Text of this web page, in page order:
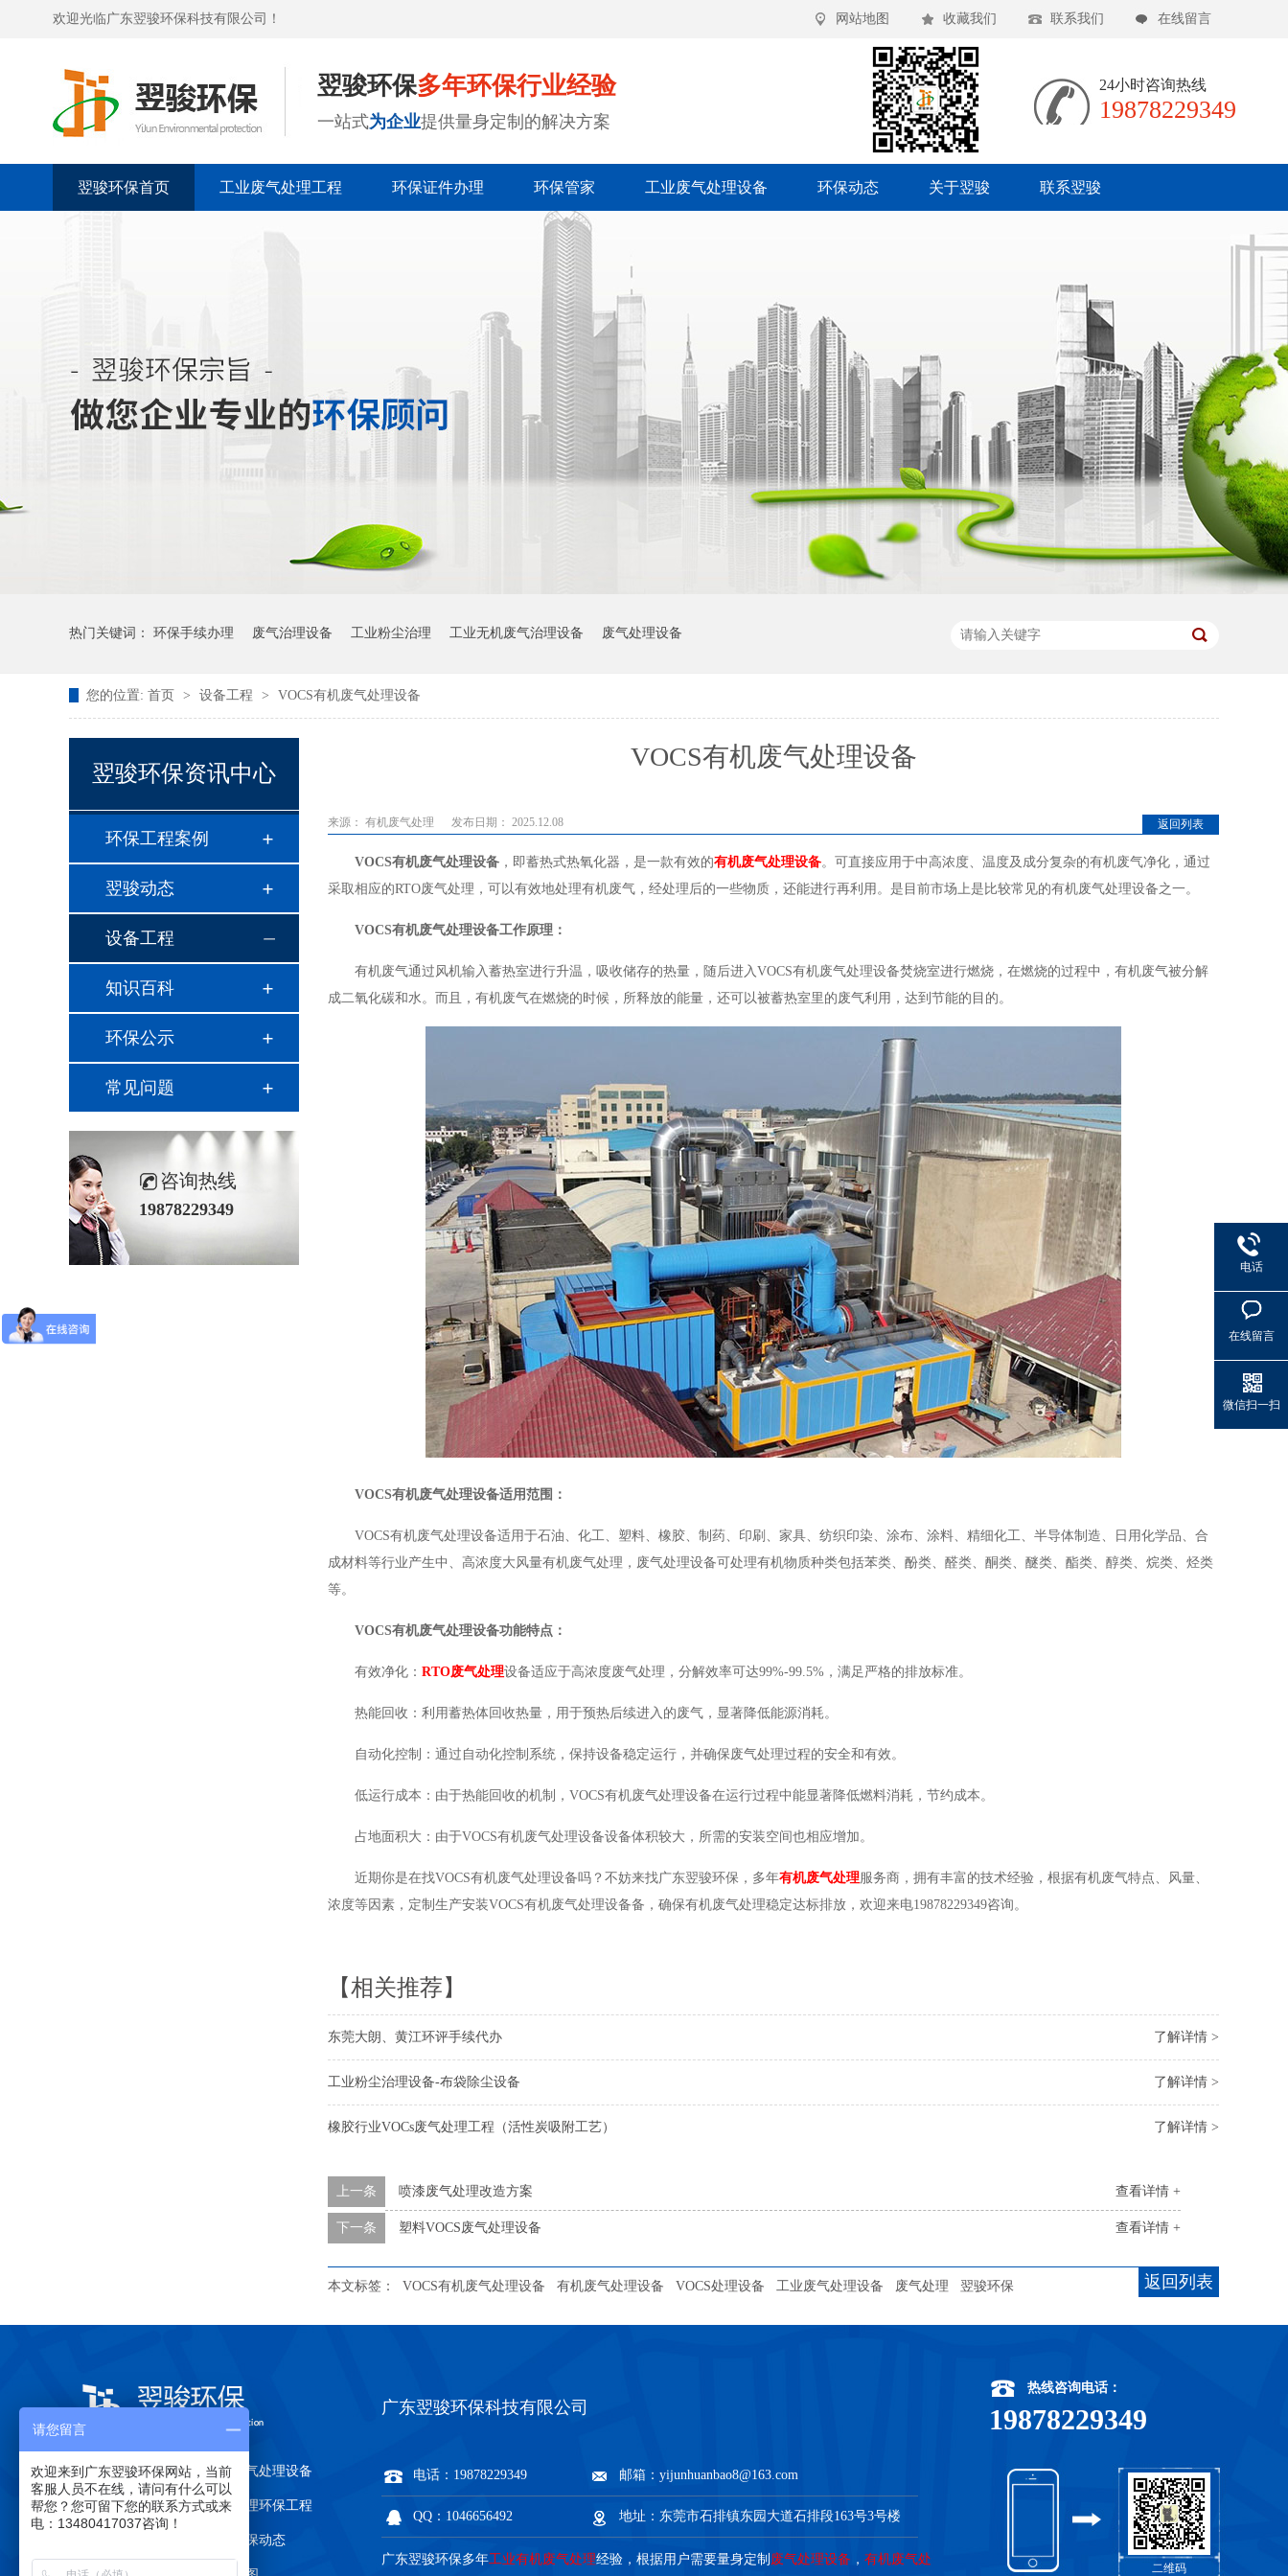
网站地图 收藏我们 联系我们 在线留言
欢迎光临广东翌骏环保科技有限公司！
翌骏环保多年环保行业经验
一站式为企业提供量身定制的解决方案
24小时咨询热线
19878229349
翌骏环保首页 工业废气处理工程 环保证件办理 环保管家 工业废气处理设备 环保动态 关于翌骏 联系翌骏
热门关键词： 环保手续办理 废气治理设备 工业粉尘治理 工业无机废气治理设备 废气处理设备
您的位置: 首页 > 设备工程 > VOCS有机废气处理设备
VOCS有机废气处理设备
返回列表
来源： 有机废气处理 发布日期： 2025.12.08
VOCS有机废气处理设备 ，即蓄热式热氧化器，是一款有效的有机废气处理设备。可直接应用于中高浓度、温度及成分复杂的有机废气净化，通过
采取相应的RTO废气处理，可以有效地处理有机废气，经处理后的一些物质，还能进行再利用。是目前市场上是比较常见的有机废气处理设备之一。
VOCS有机废气处理设备工作原理：
有机废气通过风机输入蓄热室进行升温，吸收储存的热量，随后进入VOCS有机废气处理设备焚烧室进行燃烧，在燃烧的过程中，有机废气被分解
成二氧化碳和水。而且，有机废气在燃烧的时候，所释放的能量，还可以被蓄热室里的废气利用，达到节能的目的。
VOCS有机废气处理设备适用范围：
VOCS有机废气处理设备适用于石油、化工、塑料、橡胶、制药、印刷、家具、纺织印染、涂布、涂料、精细化工、半导体制造、日用化学品、合
成材料等行业产生中、高浓度大风量有机废气处理，废气处理设备可处理有机物质种类包括苯类、酚类、醛类、酮类、醚类、酯类、醇类、烷类、烃类
等。
VOCS有机废气处理设备功能特点：
有效净化： RTO废气处理设备适应于高浓度废气处理，分解效率可达99%-99.5%，满足严格的排放标准。
热能回收：利用蓄热体回收热量，用于预热后续进入的废气，显著降低能源消耗。
自动化控制：通过自动化控制系统，保持设备稳定运行，并确保废气处理过程的安全和有效。
低运行成本：由于热能回收的机制，VOCS有机废气处理设备在运行过程中能显著降低燃料消耗，节约成本。
占地面积大：由于VOCS有机废气处理设备设备体积较大，所需的安装空间也相应增加。
近期你是在找VOCS有机废气处理设备吗？不妨来找广东翌骏环保，多年有机废气处理服务商，拥有丰富的技术经验，根据有机废气特点、风量、
浓度等因素，定制生产安装VOCS有机废气处理设备备，确保有机废气处理稳定达标排放，欢迎来电19878229349咨询。
【相关推荐】
了解详情 >
东莞大朗、黄江环评手续代办
了解详情 >
工业粉尘治理设备-布袋除尘设备
了解详情 >
橡胶行业VOCs废气处理工程（活性炭吸附工艺）
查看详情 +
上一条 喷漆废气处理改造方案
查看详情 +
下一条 塑料VOCS废气处理设备
返回列表
本文标签： VOCS有机废气处理设备 有机废气处理设备 VOCS处理设备 工业废气处理设备 废气处理 翌骏环保
翌骏环保资讯中心
环保工程案例
翌骏动态
设备工程
知识百科
环保公示
常见问题
咨询热线
19878229349
关于翌骏环保 有机废气处理设备
废气处理环保设备 废气处理环保工程
翌骏环保动态
广东翌骏环保科技有限公司
电话：19878229349 邮箱：yijunhuanbao8@163.com
QQ：1046656492 地址：东莞市石排镇东园大道石排段163号3号楼
广东翌骏环保多年工业有机废气处理经验，根据用户需要量身定制 废气处理设备 ， 有机废气处
二维码
热线咨询电话：
19878229349
电话
在线留言
微信扫一扫
请您留言
欢迎来到广东翌骏环保网站，当前
客服人员不在线，请问有什么可以
帮您？您可留下您的联系方式或来
电：13480417037咨询！